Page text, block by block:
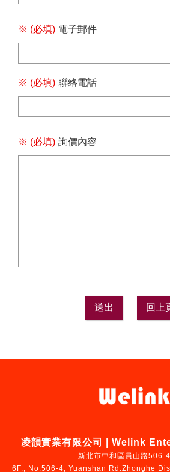
※ (必填) 電子郵件
※ (必填) 聯絡電話
※ (必填) 詢價內容
凌韻實業有限公司 | Welink
新北市中和區員山路506-
6F., No.506-4, Yuanshan Rd.Zhonghe